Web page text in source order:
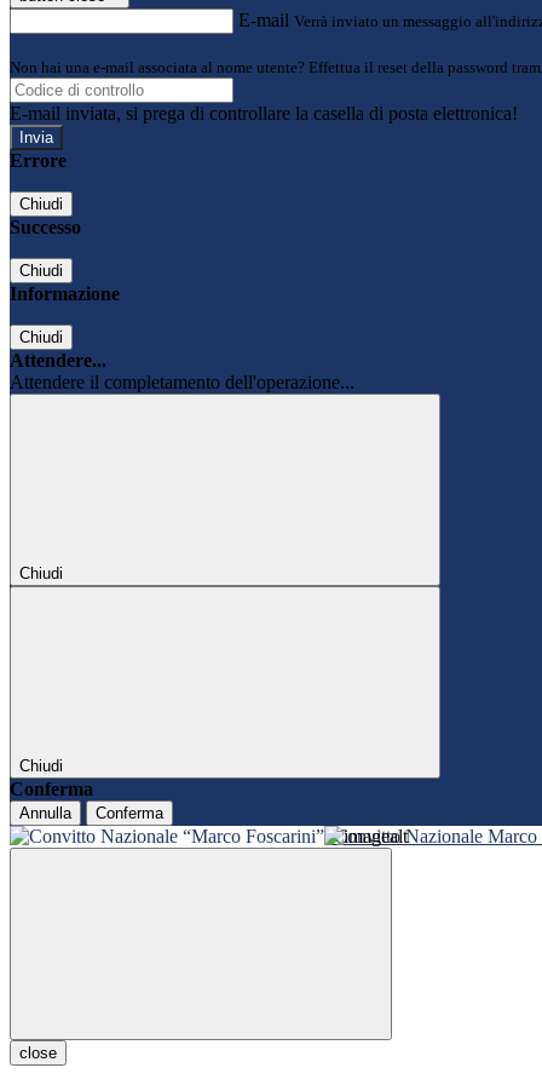
E-mail Verrà inviato un messaggio
Non hai una e-mail associata al nome utente? Effettua il reset della password
E-mail inviata, si prega di controllare la casella di posta elettronica!
Errore
Chiudi
Successo
Chiudi
Informazione
Chiudi
Attendere...
Attendere il completamento dell'operazione...
Chiudi
Chiudi
Conferma
Annulla Conferma
Convitto Nazionale Marco
close